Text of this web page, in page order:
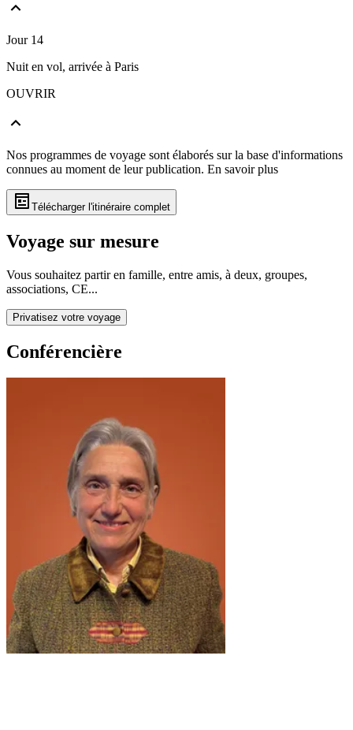
Jour 14
Nuit en vol, arrivée à Paris
OUVRIR
Nos programmes de voyage sont élaborés sur la base d'informations
connues au moment de leur publication. En savoir plus
Télécharger l'itinéraire complet
Voyage sur mesure
Vous souhaitez partir en famille, entre amis, à deux, groupes,
associations, CE...
Privatisez votre voyage
Conférencière